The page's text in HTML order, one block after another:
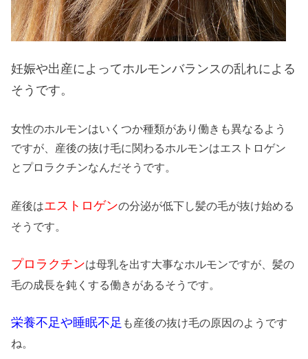
妊娠や出産によってホルモンバランスの乱れによる
そうです。
女性のホルモンはいくつか種類があり働きも異なるよう
ですが、産後の抜け毛に関わるホルモンはエストロゲン
とプロラクチンなんだそうです。
産後はエストロゲンの分泌が低下し髪の毛が抜け始める
そうです。
プロラクチンは母乳を出す大事なホルモンですが、髪の
毛の成長を鈍くする働きがあるそうです。
栄養不足や睡眠不足 も産後の抜け毛の原因のようです
ね。